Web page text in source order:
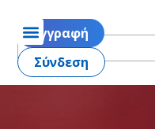
Εγγραφή
Σύνδεση